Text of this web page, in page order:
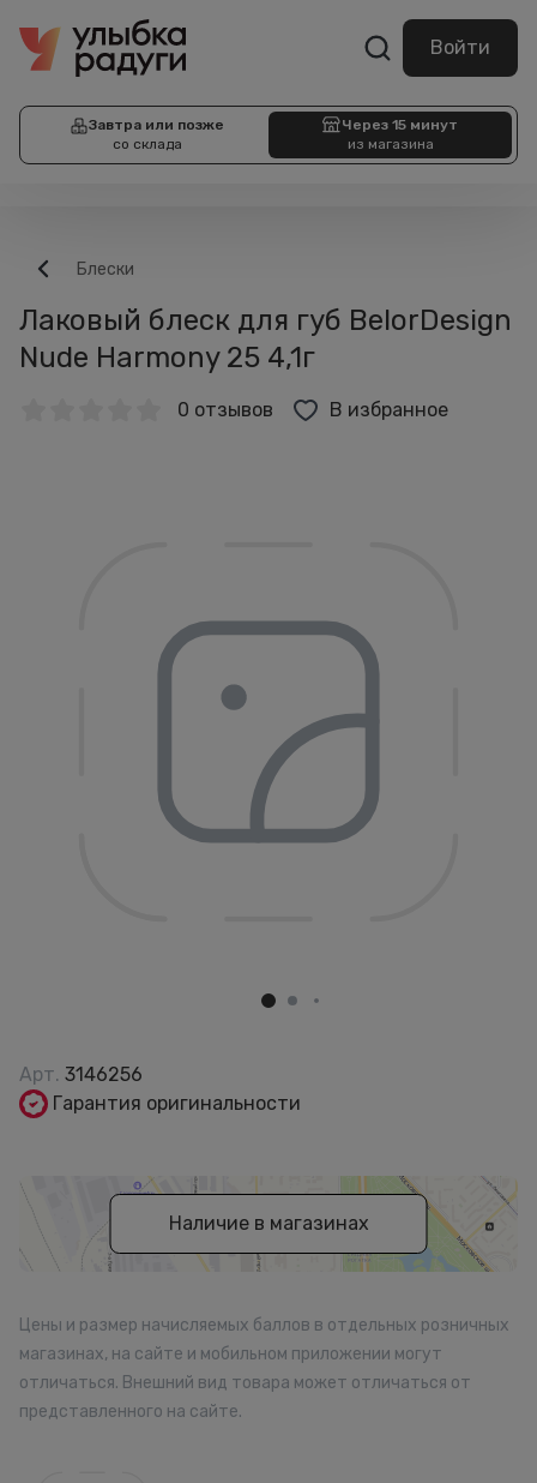
Войти
Завтра или позже
со склада
Через 15 минут
из магазина
Блески
Лаковый блеск для губ BelorDesign
Nude Harmony 25 4,1г
0 отзывов В избранное
Арт. 3146256
Гарантия оригинальности
Наличие в магазинах
Цены и размер начисляемых баллов в отдельных розничных
магазинах, на сайте и мобильном приложении могут
отличаться. Внешний вид товара может отличаться от
представленного на сайте.